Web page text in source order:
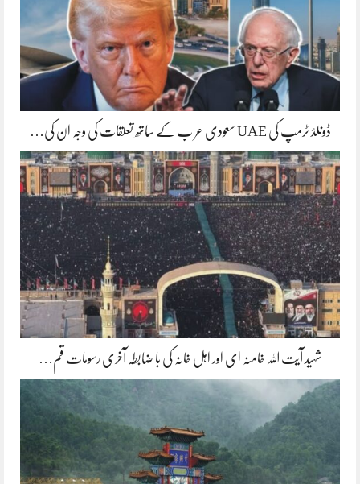
ڈونلڈ ٹرمپ کی UAE سعودی عر ب کے ساتھ تعلقات کی وجہ ان کی…
شہید آیت اللہ خامنہ ای اور اہل خانہ کی با ضابطہ آخری رسومات قم…